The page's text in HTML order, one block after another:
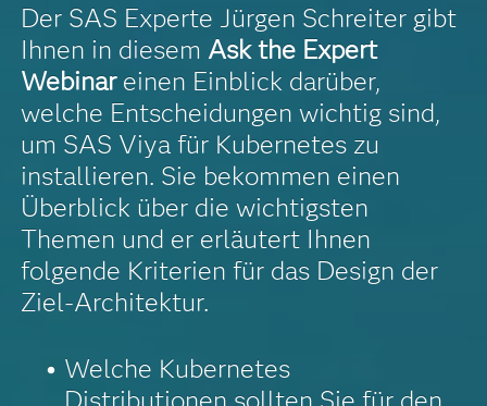
Der SAS Experte Jürgen Schreiter gibt
Ihnen in diesem Ask the Expert
Webinareinen Einblick darüber,
welche Entscheidungen wichtig sind,
um SAS Viya für Kubernetes zu
installieren. Sie bekommen einen
Überblick über die wichtigsten
Themen und er erläutert Ihnen
folgende Kriterien für das Design der
Ziel-Architektur.
Welche Kubernetes